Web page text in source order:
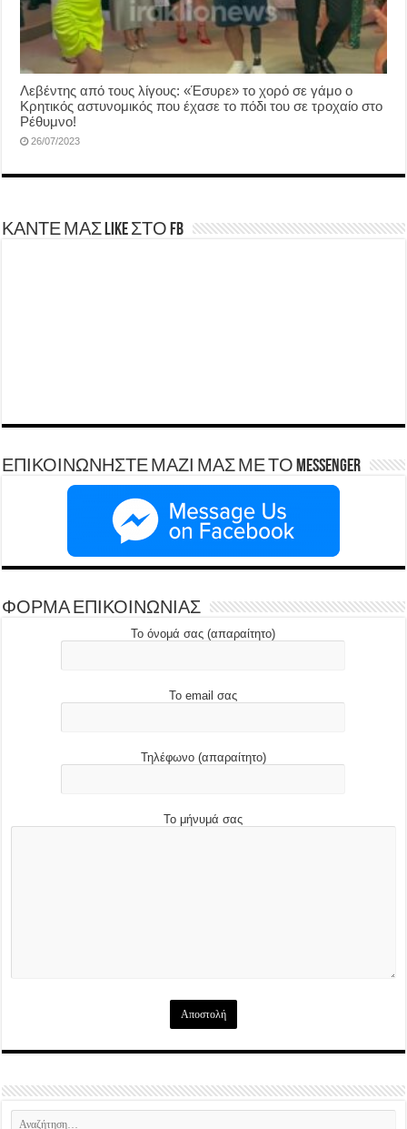
Λεβέντης από τους λίγους: «Έσυρε» το χορό σε γάμο ο
Κρητικός αστυνομικός που έχασε το πόδι του σε τροχαίο στο
Ρέθυμνο!
26/07/2023
ΚΑΝΤΕ ΜΑΣ LIKE ΣΤΟ FB
ΕΠΙΚΟΙΝΩΝΗΣΤΕ ΜΑΖΙ ΜΑΣ ΜΕ ΤΟ Messenger
ΦΟΡΜΑ ΕΠΙΚΟΙΝΩΝΙΑΣ
Το όνομά σας (απαραίτητο)
Το email σας
Τηλέφωνο (απαραίτητο)
Το μήνυμά σας